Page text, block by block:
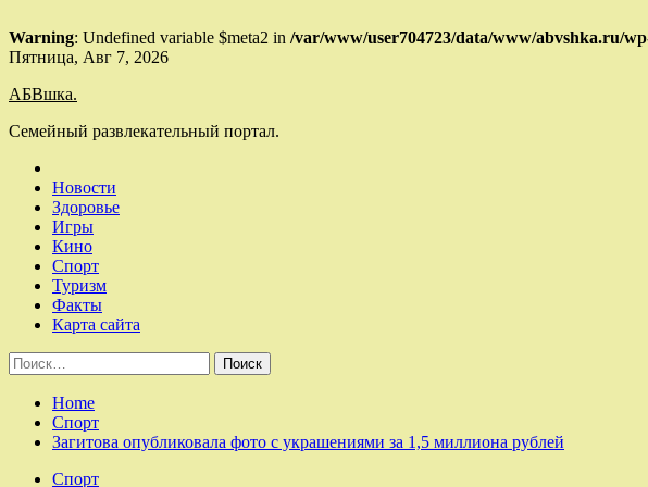
Warning: Undefined variable $meta2 in /var/www/user704723/data/www/abvshka.ru/
Skip
content
Пятница, Авг 7, 2026
АБВшка.
Семейный развлекательный портал.
Новости
Здоровье
Игры
Кино
Спорт
Туризм
Факты
Карта сайта
Найти:
Home
Спорт
Загитова опубликовала фото с украшениями за 1,5 миллиона рублей
Спорт